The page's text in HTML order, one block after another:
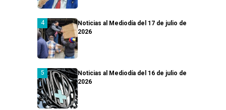
Noticias al Mediodía del 17 de julio de
2026
Noticias al Mediodía del 16 de julio de
2026